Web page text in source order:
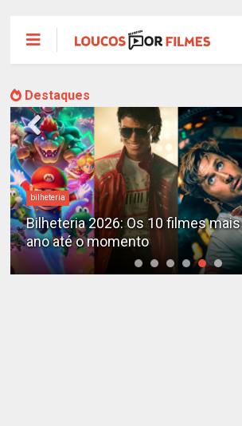
Destaques
bilheteria
Bilheteria 2026: Os 10 filmes
ano até o momento